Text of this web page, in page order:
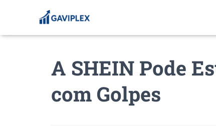
A SHEIN Pode
com Golpes